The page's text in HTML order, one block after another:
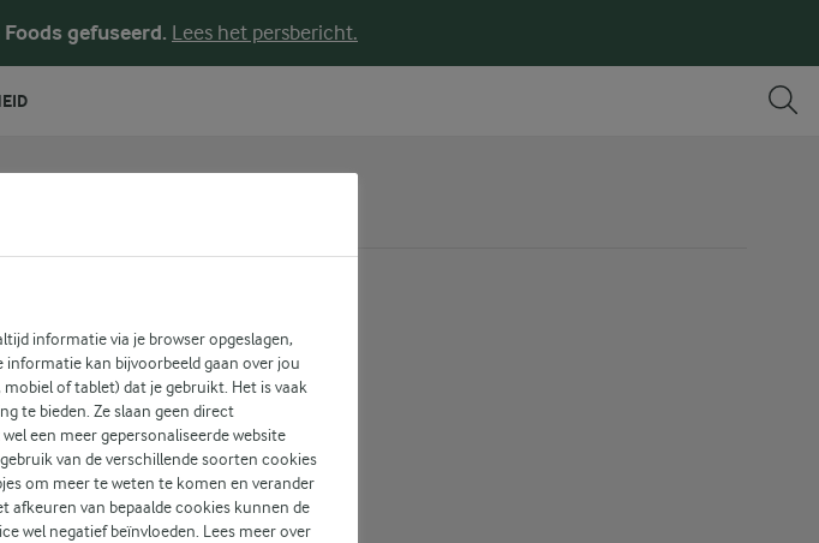
gefuseerd. Lees het persbericht.
euro uit
informatie via je browser opgeslagen,
kan bijvoorbeeld gaan over jou
of tablet) dat je gebruikt. Het is vaak
te bieden. Ze slaan geen direct
een meer gepersonaliseerde website
van de verschillende soorten cookies
om meer te weten te komen en verander
afkeuren van bepaalde cookies kunnen de
wel negatief beïnvloeden. Lees meer over